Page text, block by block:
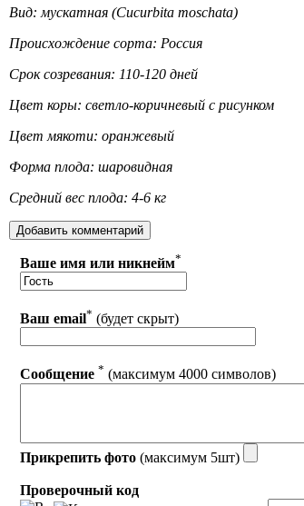
Вид: мускатная (Cucurbita moschata)
Происхождение сорта: Россия
Срок созревания: 110-120 дней
Цвет коры: светло-коричневый с рисунком
Цвет мякоти: оранжевый
Форма плода: шаровидная
Средний вес плода: 4-6 кг
Ваше имя или никнейм*
Ваш email* (будет скрыт)
Сообщение * (максимум 4000 символов)
Прикрепить фото (максимум 5шт)
Проверочный код